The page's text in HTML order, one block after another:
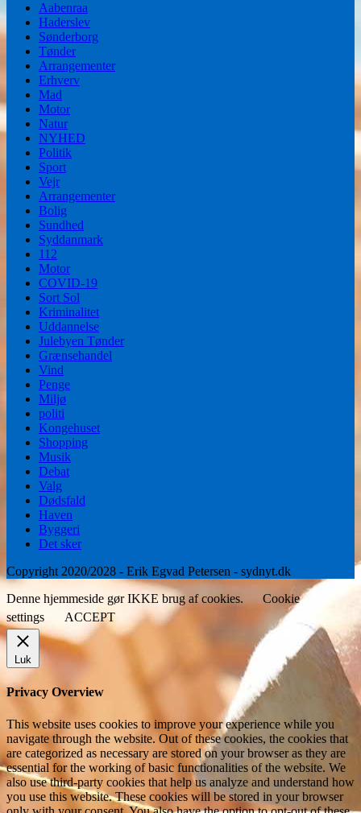
Aabenraa
Haderslev
Sønderborg
Tønder
Arrangementer
Erhverv
Mad
Motor
Natur
NYHED
Politik
Sport
Vejr
Arrangementer
Bolig
Sundhed
Syddanmark
112
Motor
COVID-19
Sort Sol
Kriminalitet
Uddannelse
Julebyen Tønder
Grænsehandel
Vind
Penge
Miljø
politi
Kongehuset
Shopping
Musik
Debat
Valg
Dødsfald
Haven
Byggeri
Det sker
Copyright 2020/2028 - Erik Egvad Petersen - sydnyt.dk
Denne hjemmeside gør IKKE brug af cookies.
Cookie
settings
ACCEPT
Luk
Privacy Overview
This website uses cookies to improve your experience while you
navigate through the website. Out of these cookies, the cookies that
are categorized as necessary are stored on your browser as they are
essential for the working of basic functionalities of the website. We
also use third-party cookies that help us analyze and understand how
you use this website. These cookies will be stored in your browser